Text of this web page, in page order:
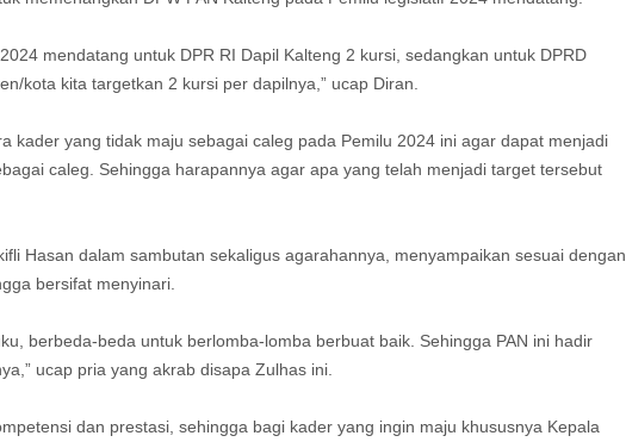
mendatang untuk DPR RI Dapil Kalteng 2 kursi, sedangkan untuk DPRD
kota kita targetkan 2 kursi per dapilnya,” ucap Diran.
kader yang tidak maju sebagai caleg pada Pemilu 2024 ini agar dapat menjadi
caleg. Sehingga harapannya agar apa yang telah menjadi target tersebut
Hasan dalam sambutan sekaligus agarahannya, menyampaikan sesuai dengan
bersifat menyinari.
berbeda-beda untuk berlomba-lomba berbuat baik. Sehingga PAN ini hadir
ucap pria yang akrab disapa Zulhas ini.
dan prestasi, sehingga bagi kader yang ingin maju khususnya Kepala